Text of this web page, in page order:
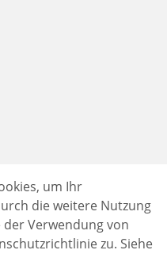
um Ihr
die weitere Nutzung
Verwendung von
zu. Siehe